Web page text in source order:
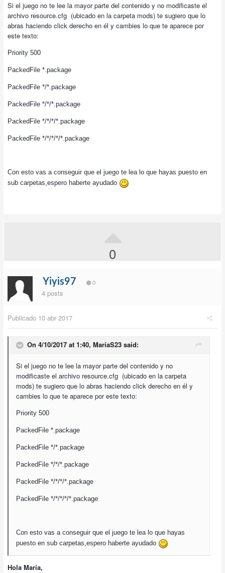
Si el juego no te lee la mayor parte del contenido y no modificaste el
archivo resource.cfg (ubicado en la carpeta mods) te sugiero que lo
abras haciendo click derecho en él y cambies lo que te aparece por
este texto:
Priority 500
PackedFile *.package
PackedFile */*.package
PackedFile */*/*.package
PackedFile */*/*/*.package
PackedFile */*/*/*/*.package
Con esto vas a conseguir que el juego te lea lo que hayas puesto en
sub carpetas,espero haberte ayudado
0
Yiyis97 0
4 posts
Publicado 10 abr 2017
On 4/10/2017 at 1:40, MaríaS23 said:
Si el juego no te lee la mayor parte del contenido y no
modificaste el archivo resource.cfg (ubicado en la carpeta
mods) te sugiero que lo abras haciendo click derecho en él y
cambies lo que te aparece por este texto:
Priority 500
PackedFile *.package
PackedFile */*.package
PackedFile */*/*.package
PackedFile */*/*/*.package
PackedFile */*/*/*/*.package
Con esto vas a conseguir que el juego te lea lo que hayas
puesto en sub carpetas,espero haberte ayudado
Hola María,